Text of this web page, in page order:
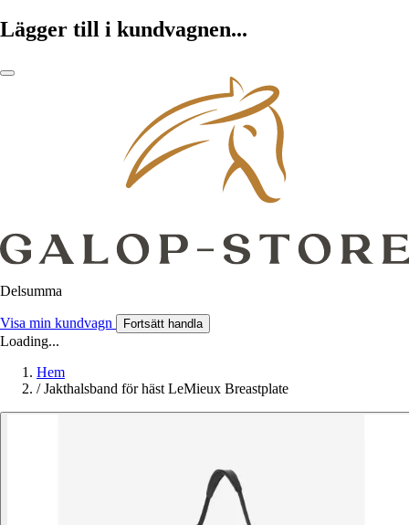
Lägger till i kundvagnen...
Delsumma
Visa min kundvagn Fortsätt handla
Loading...
Hem
/ Jakthalsband för häst LeMieux Breastplate